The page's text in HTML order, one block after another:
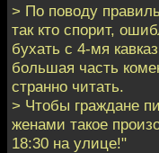
> По поводу
так кто спорит,
бухать с 4-мя
большая часть
странно читать.
> Чтобы граждане
женами такое
18:30 на улице!"